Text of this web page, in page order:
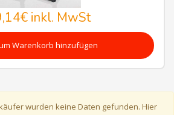
inkl. MwSt
Warenkorb hinzufügen
wurden keine Daten gefunden. Hier